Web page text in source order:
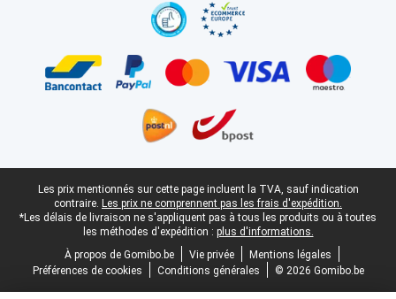
Pied-de-page légal
Les prix mentionnés sur cette page incluent la TVA, sauf indication
contraire. Les prix ne comprennent pas les frais d'expédition.
*Les délais de livraison ne s'appliquent pas à tous les produits ou à toutes
les méthodes d'expédition : plus d'informations.
À propos de Gomibo.be
Vie privée
Mentions légales
Préférences de cookies
Conditions générales © 2026 Gomibo.be